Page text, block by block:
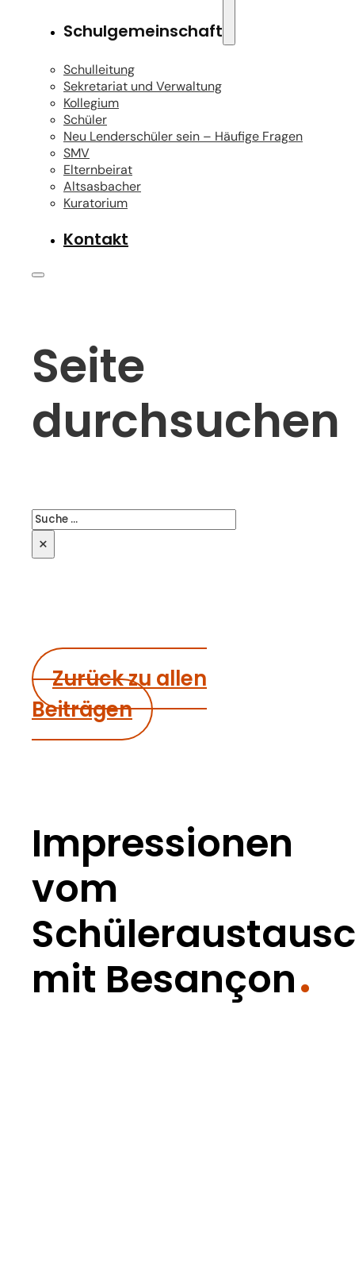
Schulgemeinschaft
Schulleitung
Sekretariat und Verwaltung
Kollegium
Schüler
Neu Lenderschüler sein – Häufige Fragen
SMV
Elternbeirat
Altsasbacher
Kuratorium
Kontakt
Seite
durchsuchen
Suchen
×
Zurück zu allen
Beiträgen
Impressionen
vom
mit Besançon